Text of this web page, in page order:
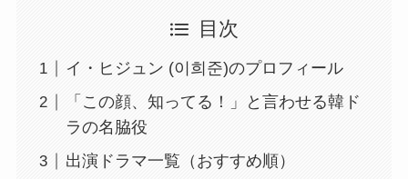
目次
イ・ヒジュン (이희준)のプロフィール
「この顔、知ってる！」と言わせる韓ド
ラの名脇役
出演ドラマ一覧（おすすめ順）